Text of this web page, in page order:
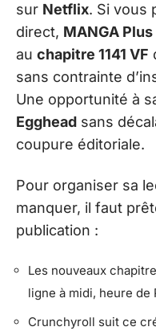
sur Netflix. Si vous
direct, MANGA Plus
au chapitre 1141 VF
sans contrainte
Une opportunité à
Egghead sans
coupure éditoriale.
Pour organiser sa
manquer, il faut
publication :
Les nouveaux
ligne à midi, heure de
Crunchyroll suit ce